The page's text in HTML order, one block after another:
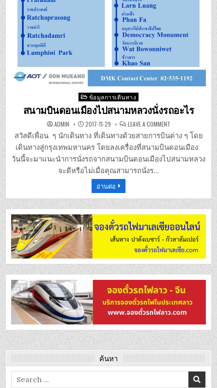
Posted
in
ข้อมูลการเดินทาง
สนามบินดอนเมืองไปสนามหลวงนั่งรถอะไร
ADMIN 2017-11-29 LEAVE A COMMENTON
บิน
ดอนเมือง
ไป
หลวง
สวัสดีเพื่อน ๆ นักเดินทาง ที่เดินทางด้วยสายการบินต่าง ๆ โดย
เดินทางสู่กรุงเทพมหานคร โดยลงเครื่องที่สนามบินดอนเมือง
วันนี้จะมาแนะนำการนั่งรถจากสนามบินดอนเมืองไปสนามหลวง
จะดีหรือไม่เมื่อคุณสามารถนั่งร…
อ่านต่อ
ค้นหา
Search